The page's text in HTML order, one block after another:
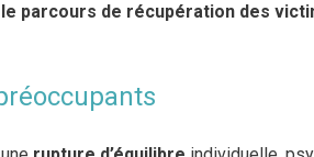
parcours de récupération des